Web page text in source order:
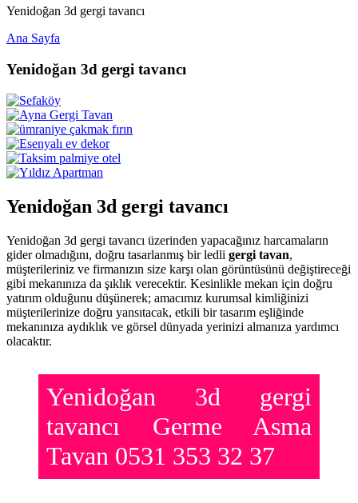
Yenidoğan 3d gergi tavancı
Ana Sayfa
Yenidoğan 3d gergi tavancı
Yenidoğan 3d gergi tavancı
Yenidoğan 3d gergi tavancı üzerinden yapacağınız harcamaların
gider olmadığını, doğru tasarlanmış bir ledli gergi tavan,
müşterileriniz ve firmanızın size karşı olan görüntüsünü değiştireceği
gibi mekanınıza da şıklık verecektir. Kesinlikle mekan için doğru
yatırım olduğunu düşünerek; amacımız kurumsal kimliğinizi
müşterilerinize doğru yansıtacak, etkili bir tasarım eşliğinde
mekanınıza aydıklık ve görsel dünyada yerinizi almanıza yardımcı
olacaktır.
Yenidoğan 3d gergi
tavancı Germe Asma
Tavan 0531 353 32 37